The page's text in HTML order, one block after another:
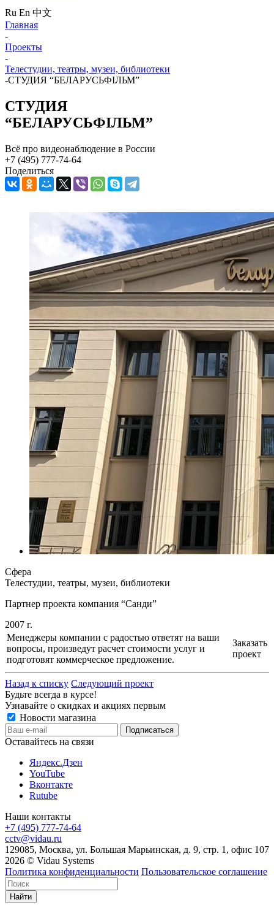
Ru En 中文
Главная
-
Проекты
-
Телестудии, театры, музеи, библиотеки
-СТУДИЯ “БЕЛАРУСЬФIЛЬМ”
СТУДИЯ
“БЕЛАРУСЬФIЛЬМ”
Всё про видеонаблюдение в России
+7 (495) 777-74-64
Поделиться
Сфера
Телестудии, театры, музеи, библиотеки
Партнер проекта компания “Санди”
2007 г.
Менеджеры компании с радостью ответят на ваши
вопросы, произведут расчет стоимости услуг и
подготовят коммерческое предложение.
Заказать
проект
Назад к списку Следующий проект
Будьте всегда в курсе!
Узнавайте о скидках и акциях первым
Новости магазина
Оставайтесь на связи
Яндекс.Дзен
YouTube
Вконтакте
Rutube
Наши контакты
+7 (495) 777-74-64
cctv@vidau.ru
129085, Москва, ул. Большая Марьинская, д. 9, стр. 1, офис 107
2026 © Vidau Systems
Политика конфиденциальности Пользовательское соглашение
Найти